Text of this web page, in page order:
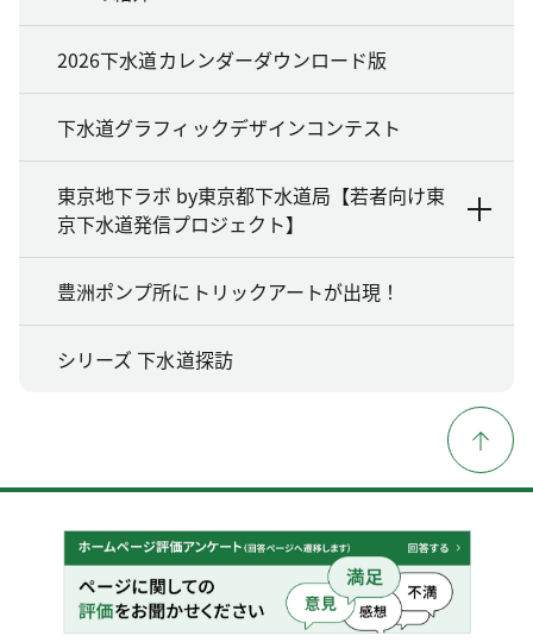
2026下水道カレンダーダウンロード版
下水道グラフィックデザインコンテスト
東京地下ラボ by東京都下水道局【若者向け東
京下水道発信プロジェクト】
豊洲ポンプ所にトリックアートが出現！
シリーズ 下水道探訪